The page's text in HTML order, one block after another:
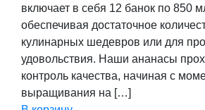
включает в себя 12 банок по 850
обеспечивая достаточное
кулинарных шедевров или для
удовольствия. Наши ананасы
контроль качества, начиная с
выращивания на […]